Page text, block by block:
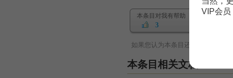
本条目对我有帮助
3
如果您认为本条目还有待完善，需
本条目相关文档
VIP会员